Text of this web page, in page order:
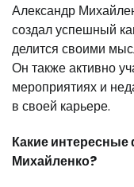
Александр
создал успешный
делится своими
Он также активно
мероприятиях и
в своей карьере.
Какие
Михайленко?